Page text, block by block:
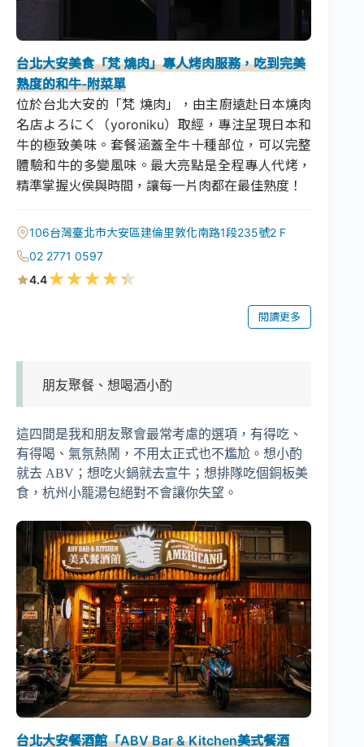
台北大安美食「梵 燒肉」專人烤肉服務，吃到完美
熟度的和牛-附菜單
位於台北大安的「梵 燒肉」，由主廚遠赴日本燒肉
名店よろにく（yoroniku）取經，專注呈現日本和
牛的極致美味。套餐涵蓋全牛十種部位，可以完整
體驗和牛的多變風味。最大亮點是全程專人代烤，
精準掌握火侯與時間，讓每一片肉都在最佳熟度！
106台灣臺北市大安區建倫里敦化南路1段235號2 F
02 2771 0597
4.4★★★★★
閱讀更多
朋友聚餐、想喝酒小酌
這四間是我和朋友聚會最常考慮的選項，有得吃、
有得喝、氣氛熱鬧，不用太正式也不尷尬。想小酌
就去 ABV；想吃火鍋就去宣牛；想排隊吃個銅板美
食，杭州小籠湯包絕對不會讓你失望。
台北大安餐酒館「ABV Bar & Kitchen美式餐酒